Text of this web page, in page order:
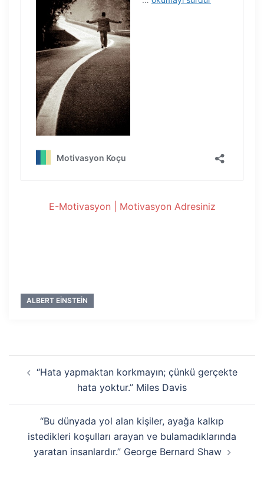
E-Motivasyon | Motivasyon Adresiniz
ALBERT EINSTEIN
dolaşımı
“Hata yapmaktan korkmayın; çünkü gerçekte
hata yoktur.” Miles Davis
“Bu dünyada yol alan kişiler, ayağa kalkıp
istedikleri koşulları arayan ve bulamadıklarında
yaratan insanlardır.” George Bernard Shaw